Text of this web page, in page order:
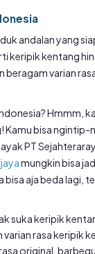
andalan yang
keripik kentang
beragam varian
Hmmm,
Kamu bisa ngintip-
PT
mungkin bisa
bisa aja beda lagi,
suka keripik
varian rasa keripik
original,